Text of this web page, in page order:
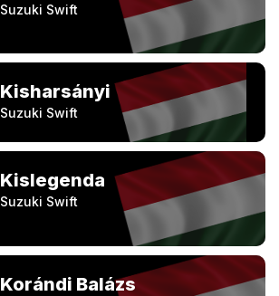
Suzuki Swift
Kisharsányi
Suzuki Swift
Kislegenda
Suzuki Swift
Korándi Balázs